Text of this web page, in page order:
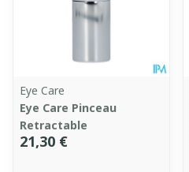
Eye Care
Eye Care Pinceau
Retractable
21,30 €